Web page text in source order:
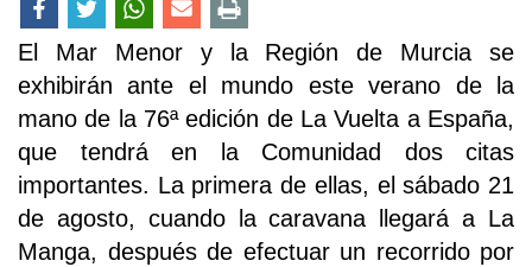
El Mar Menor y la Región de Murcia se
exhibirán ante el mundo este verano de la
mano de la 76ª edición de La Vuelta a España,
que tendrá en la Comunidad dos citas
importantes. La primera de ellas, el sábado 21
de agosto, cuando la caravana llegará a La
Manga, después de efectuar un recorrido por